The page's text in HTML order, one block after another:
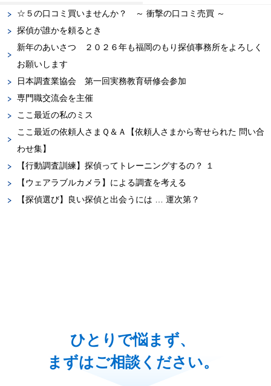
☆５の口コミ買いませんか？ ～ 衝撃の口コミ売買 ～
探偵が誰かを頼るとき
新年のあいさつ ２０２６年も福岡のもり探偵事務所をよろしく
お願いします
日本調査業協会 第一回実務教育研修会参加
専門職交流会を主催
ここ最近の私のミス
ここ最近の依頼人さまＱ＆Ａ【依頼人さまから寄せられた 問い合
わせ集】
【行動調査訓練】探偵ってトレーニングするの？ １
【ウェアラブルカメラ】による調査を考える
【探偵選び】良い探偵と出会うには … 運次第？
ひとりで悩まず、
まずはご相談ください。